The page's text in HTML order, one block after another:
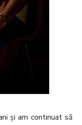
și am continuat să